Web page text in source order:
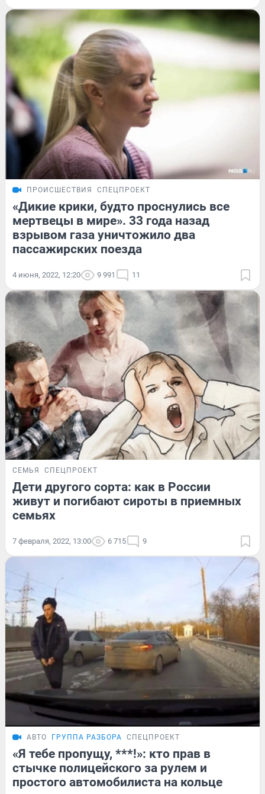
ПРОИСШЕСТВИЯ СПЕЦПРОЕКТ
«Дикие крики, будто проснулись все
мертвецы в мире». 33 года назад
взрывом газа уничтожило два
пассажирских поезда
4 июня, 2022, 12:20 9 991 11
СЕМЬЯ СПЕЦПРОЕКТ
Дети другого сорта: как в России
живут и погибают сироты в приемных
семьях
7 февраля, 2022, 13:00 6 715 9
АВТО ГРУППА РАЗБОРА СПЕЦПРОЕКТ
«Я тебе пропущу, ***!»: кто прав в
стычке полицейского за рулем и
простого автомобилиста на кольце